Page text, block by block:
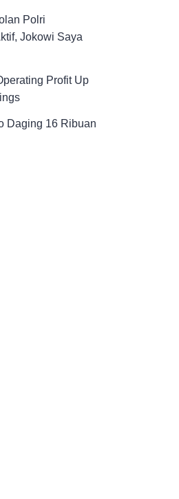
Polri
Jokowi Saya
Profit Up
Daging 16 Ribuan